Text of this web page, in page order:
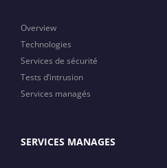
Overview
Technologies
Services de sécurité
Tests d’intrusion
Services managés
SERVICES MANAGES